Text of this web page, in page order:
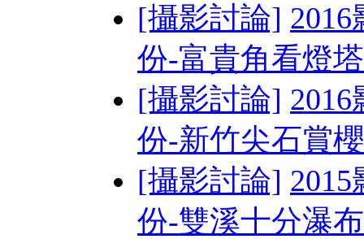
[攝影討論]
份-富貴角看燈塔
[攝影討論]
份-新竹尖石賞
[攝影討論]
份-雙溪十分瀑布